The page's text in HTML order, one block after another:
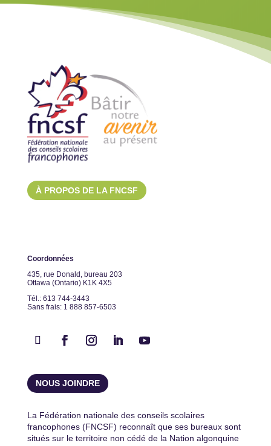
À PROPOS DE LA FNCSF
Coordonnées
435, rue Donald, bureau 203
Ottawa (Ontario) K1K 4X5
Tél.: 613 744-3443
Sans frais: 1 888 857-6503
NOUS JOINDRE
La Fédération nationale des conseils scolaires
francophones (FNCSF) reconnaît que ses bureaux sont
situés sur le territoire non cédé de la Nation algonquine